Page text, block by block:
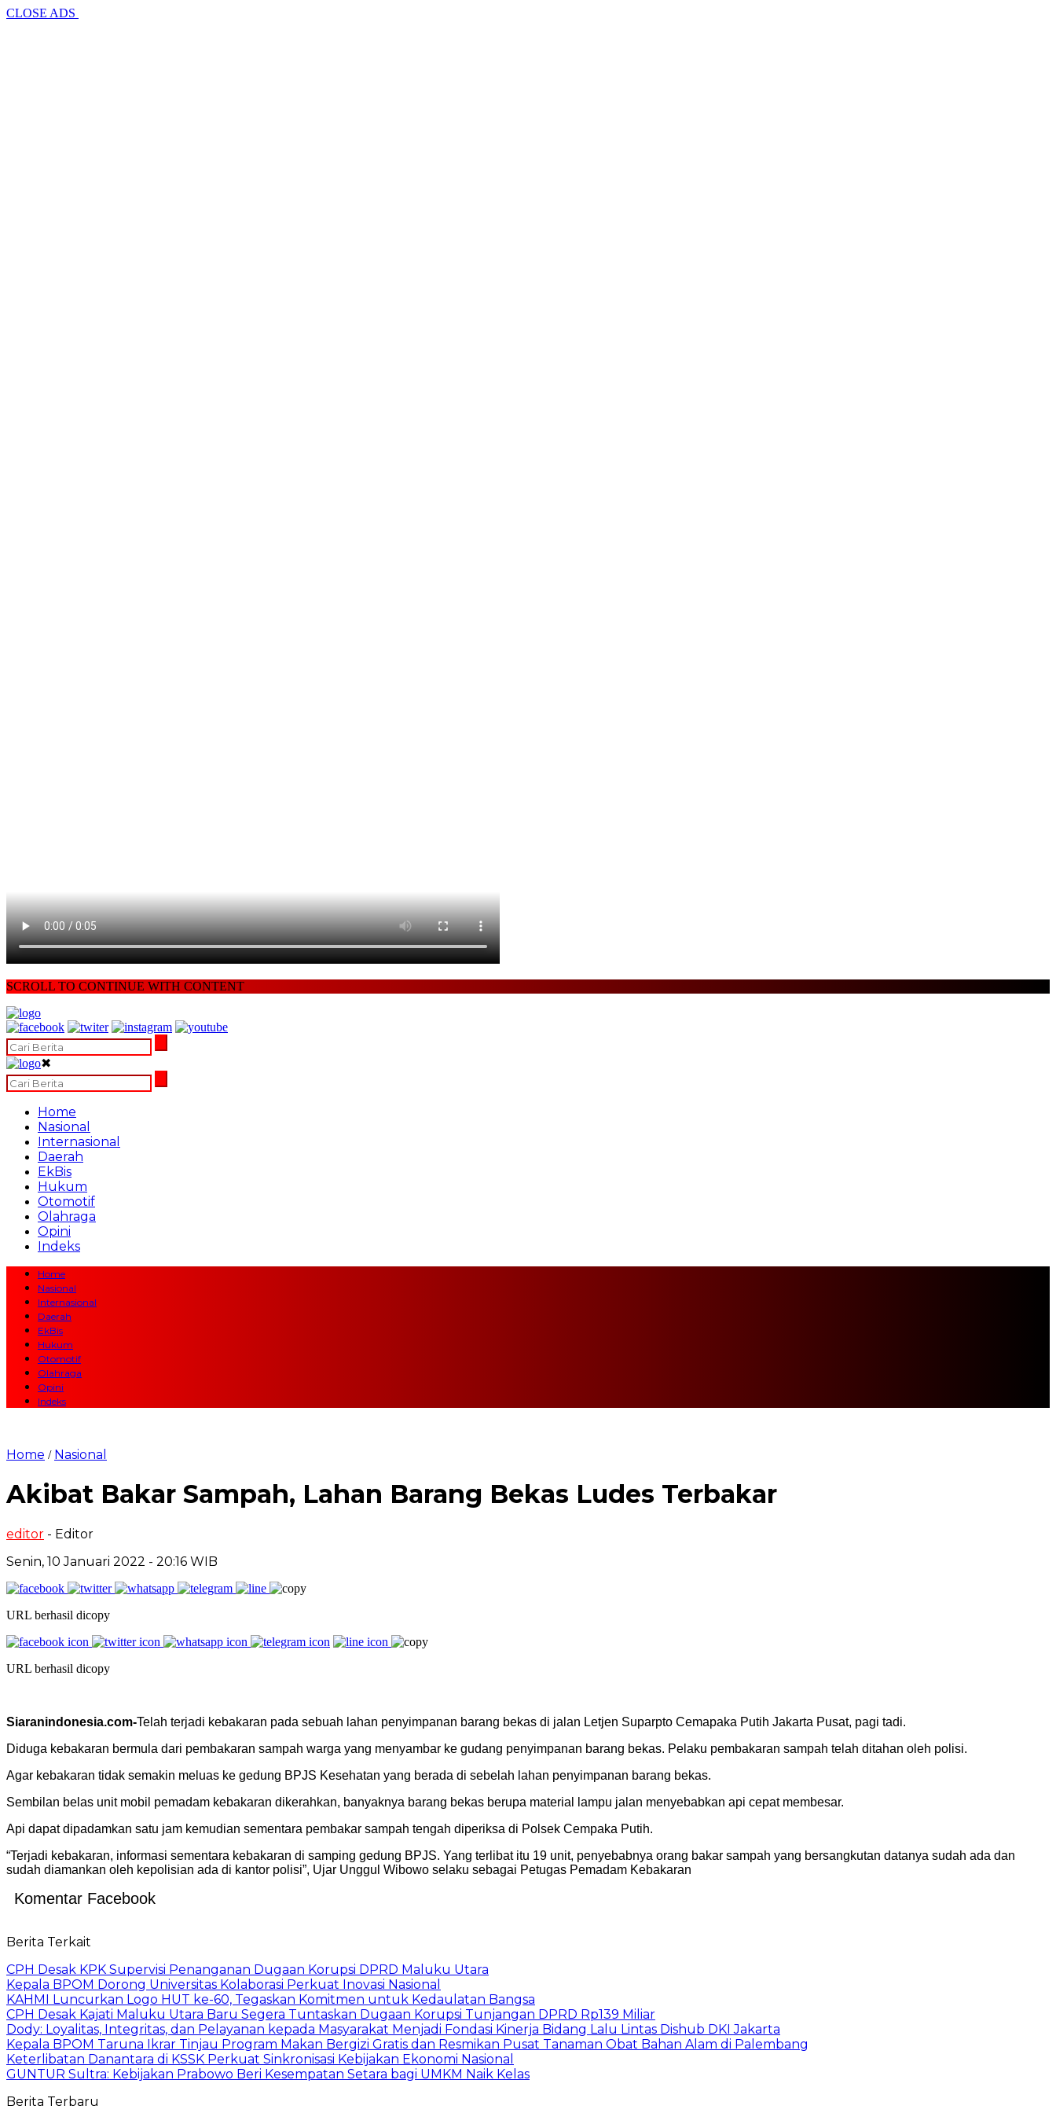
CLOSE ADS
SCROLL TO CONTINUE WITH CONTENT
✖
Home
Nasional
Internasional
Daerah
EkBis
Hukum
Otomotif
Olahraga
Opini
Indeks
Home
Nasional
Internasional
Daerah
EkBis
Hukum
Otomotif
Olahraga
Opini
Indeks
Home / Nasional
Akibat Bakar Sampah, Lahan Barang Bekas Ludes Terbakar
editor - Editor
Senin, 10 Januari 2022 - 20:16 WIB
URL berhasil dicopy
URL berhasil dicopy
Siaranindonesia.com-Telah terjadi kebakaran pada sebuah lahan penyimpanan barang bekas di jalan Letjen Suparpto Cemapaka Putih Jakarta Pusat, pagi tadi.
Diduga kebakaran bermula dari pembakaran sampah warga yang menyambar ke gudang penyimpanan barang bekas. Pelaku pembakaran sampah telah ditahan oleh polisi.
Agar kebakaran tidak semakin meluas ke gedung BPJS Kesehatan yang berada di sebelah lahan penyimpanan barang bekas.
Sembilan belas unit mobil pemadam kebakaran dikerahkan, banyaknya barang bekas berupa material lampu jalan menyebabkan api cepat membesar.
Api dapat dipadamkan satu jam kemudian sementara pembakar sampah tengah diperiksa di Polsek Cempaka Putih.
“Terjadi kebakaran, informasi sementara kebakaran di samping gedung BPJS. Yang terlibat itu 19 unit, penyebabnya orang bakar sampah yang bersangkutan datanya sudah ada dan
sudah diamankan oleh kepolisian ada di kantor polisi”, Ujar Unggul Wibowo selaku sebagai Petugas Pemadam Kebakaran
Komentar Facebook
Berita Terkait
CPH Desak KPK Supervisi Penanganan Dugaan Korupsi DPRD Maluku Utara
Kepala BPOM Dorong Universitas Kolaborasi Perkuat Inovasi Nasional
KAHMI Luncurkan Logo HUT ke-60, Tegaskan Komitmen untuk Kedaulatan Bangsa
CPH Desak Kajati Maluku Utara Baru Segera Tuntaskan Dugaan Korupsi Tunjangan DPRD Rp139 Miliar
Dody: Loyalitas, Integritas, dan Pelayanan kepada Masyarakat Menjadi Fondasi Kinerja Bidang Lalu Lintas Dishub DKI Jakarta
Kepala BPOM Taruna Ikrar Tinjau Program Makan Bergizi Gratis dan Resmikan Pusat Tanaman Obat Bahan Alam di Palembang
Keterlibatan Danantara di KSSK Perkuat Sinkronisasi Kebijakan Ekonomi Nasional
GUNTUR Sultra: Kebijakan Prabowo Beri Kesempatan Setara bagi UMKM Naik Kelas
Berita Terbaru